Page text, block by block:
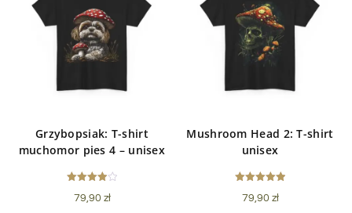
Grzybopsiak: T-shirt
muchomor pies 4 – unisex
4.00
79,90 zł
Mushroom Head 2: T-shirt
unisex
5.00
79,90 zł